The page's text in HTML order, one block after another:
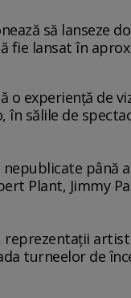
să lanseze
fie lansat în
o experienţă de
sălile de
până
Plant, Jimmy
turneelor de